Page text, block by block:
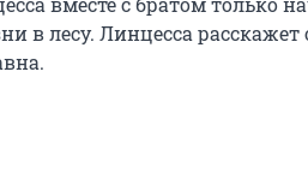
лесу. Линцесса расскажет